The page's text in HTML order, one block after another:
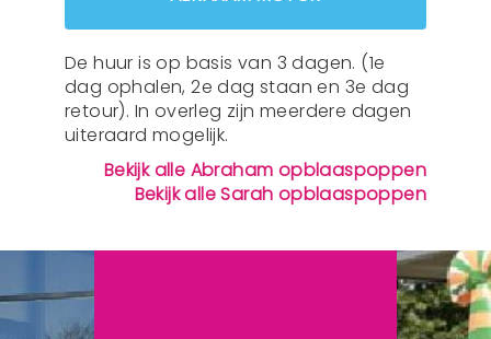
De huur is op basis van 3 dagen. (1e
dag ophalen, 2e dag staan en 3e dag
retour). In overleg zijn meerdere dagen
uiteraard mogelijk.
Bekijk alle Abraham opblaaspoppen
Bekijk alle Sarah opblaaspoppen